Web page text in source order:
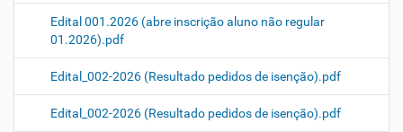
Edital 001.2026 (abre inscrição aluno não regular
01.2026).pdf
Edital_002-2026 (Resultado pedidos de isenção).pdf
Edital_002-2026 (Resultado pedidos de isenção).pdf